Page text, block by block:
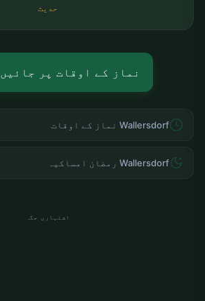
حدیث
نماز کے اوقات پر جائیں
Wallersdorf نماز کے اوقات
Wallersdorf رمضان امساکیہ
اشتہاری جگہ